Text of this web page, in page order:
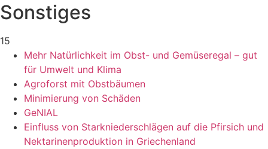
Sonstiges
15
Mehr Natürlichkeit im Obst- und Gemüseregal – gut
für Umwelt und Klima
Agroforst mit Obstbäumen
Minimierung von Schäden
GeNIAL
Einfluss von Starkniederschlägen auf die Pfirsich und
Nektarinenproduktion in Griechenland